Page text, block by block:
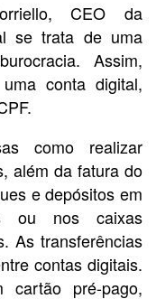
CEO da
se trata de uma
Assim,
conta digital,
como realizar
além da fatura do
e depósitos em
ou nos caixas
As transferências
contas digitais.
pré-pago,